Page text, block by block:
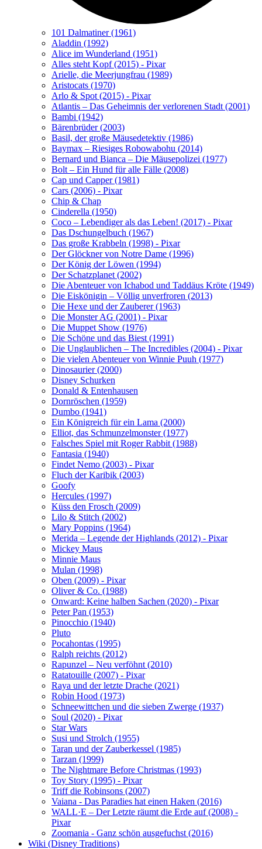
101 Dalmatiner (1961)
Aladdin (1992)
Alice im Wunderland (1951)
Alles steht Kopf (2015) - Pixar
Arielle, die Meerjungfrau (1989)
Aristocats (1970)
Arlo & Spot (2015) - Pixar
Atlantis – Das Geheimnis der verlorenen Stadt (2001)
Bambi (1942)
Bärenbrüder (2003)
Basil, der große Mäusedetektiv (1986)
Baymax – Riesiges Robowabohu (2014)
Bernard und Bianca – Die Mäusepolizei (1977)
Bolt – Ein Hund für alle Fälle (2008)
Cap und Capper (1981)
Cars (2006) - Pixar
Chip & Chap
Cinderella (1950)
Coco – Lebendiger als das Leben! (2017) - Pixar
Das Dschungelbuch (1967)
Das große Krabbeln (1998) - Pixar
Der Glöckner von Notre Dame (1996)
Der König der Löwen (1994)
Der Schatzplanet (2002)
Die Abenteuer von Ichabod und Taddäus Kröte (1949)
Die Eiskönigin – Völlig unverfroren (2013)
Die Hexe und der Zauberer (1963)
Die Monster AG (2001) - Pixar
Die Muppet Show (1976)
Die Schöne und das Biest (1991)
Die Unglaublichen – The Incredibles (2004) - Pixar
Die vielen Abenteuer von Winnie Puuh (1977)
Dinosaurier (2000)
Disney Schurken
Donald & Entenhausen
Dornröschen (1959)
Dumbo (1941)
Ein Königreich für ein Lama (2000)
Elliot, das Schmunzelmonster (1977)
Falsches Spiel mit Roger Rabbit (1988)
Fantasia (1940)
Findet Nemo (2003) - Pixar
Fluch der Karibik (2003)
Goofy
Hercules (1997)
Küss den Frosch (2009)
Lilo & Stitch (2002)
Mary Poppins (1964)
Merida – Legende der Highlands (2012) - Pixar
Mickey Maus
Minnie Maus
Mulan (1998)
Oben (2009) - Pixar
Oliver & Co. (1988)
Onward: Keine halben Sachen (2020) - Pixar
Peter Pan (1953)
Pinocchio (1940)
Pluto
Pocahontas (1995)
Ralph reichts (2012)
Rapunzel – Neu verföhnt (2010)
Ratatouille (2007) - Pixar
Raya und der letzte Drache (2021)
Robin Hood (1973)
Schneewittchen und die sieben Zwerge (1937)
Soul (2020) - Pixar
Star Wars
Susi und Strolch (1955)
Taran und der Zauberkessel (1985)
Tarzan (1999)
The Nightmare Before Christmas (1993)
Toy Story (1995) - Pixar
Triff die Robinsons (2007)
Vaiana - Das Paradies hat einen Haken (2016)
WALL·E – Der Letzte räumt die Erde auf (2008) -
Pixar
Zoomania - Ganz schön ausgefuchst (2016)
Wiki (Disney Traditions)